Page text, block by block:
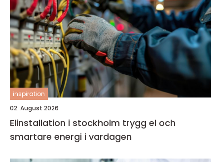
inspiration
02. August 2026
Elinstallation i stockholm trygg el och
smartare energi i vardagen